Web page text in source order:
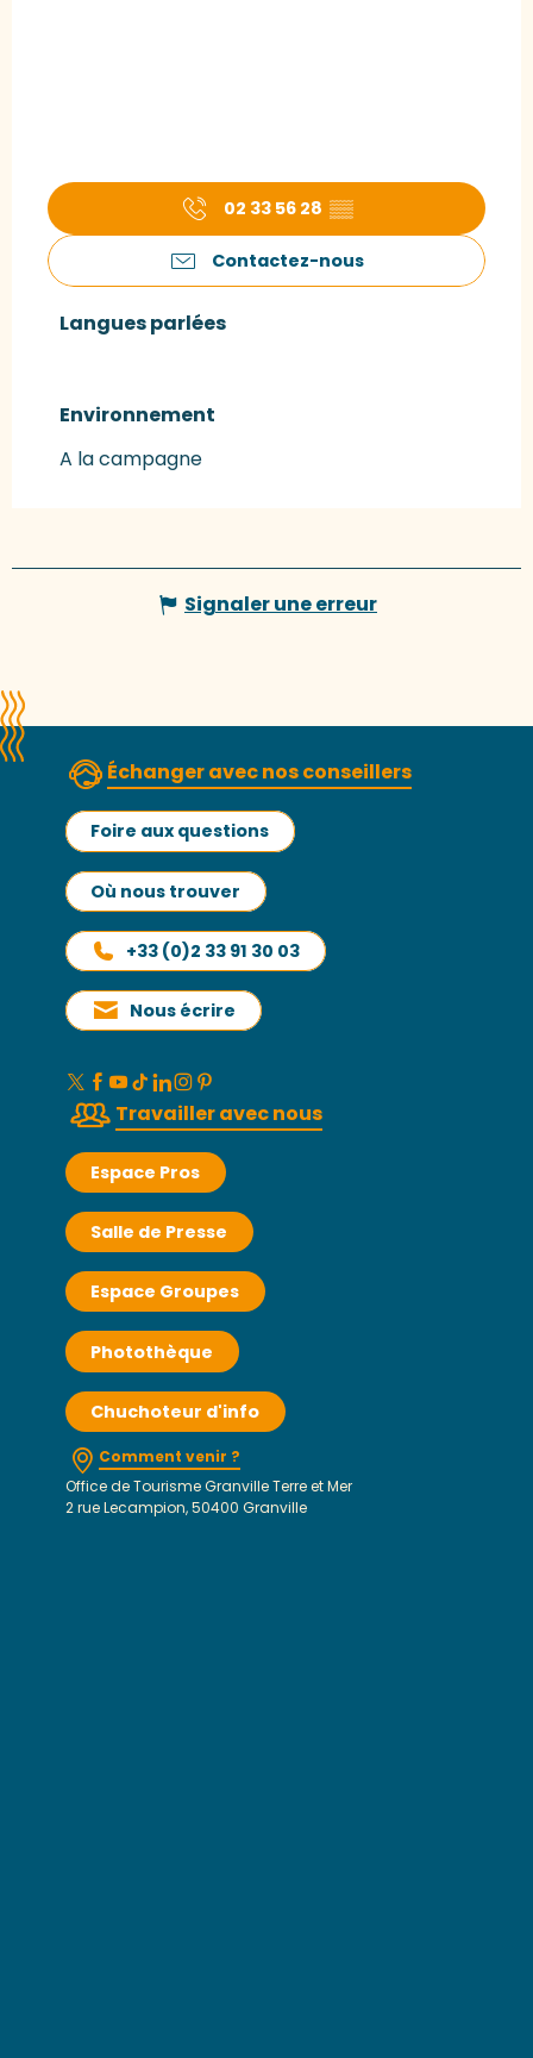
02 33 56 28 ▒▒
Contactez-nous
Langues parlées
Langues parlées
Environnement
Environnement
A la campagne
Signaler une erreur
Échanger avec nos conseillers
Foire aux questions
Où nous trouver
+33 (0)2 33 91 30 03
Nous écrire
Travailler avec nous
Espace Pros
Salle de Presse
Espace Groupes
Photothèque
Chuchoteur d'info
Comment venir ?
Office de Tourisme Granville Terre et Mer
2 rue Lecampion, 50400 Granville